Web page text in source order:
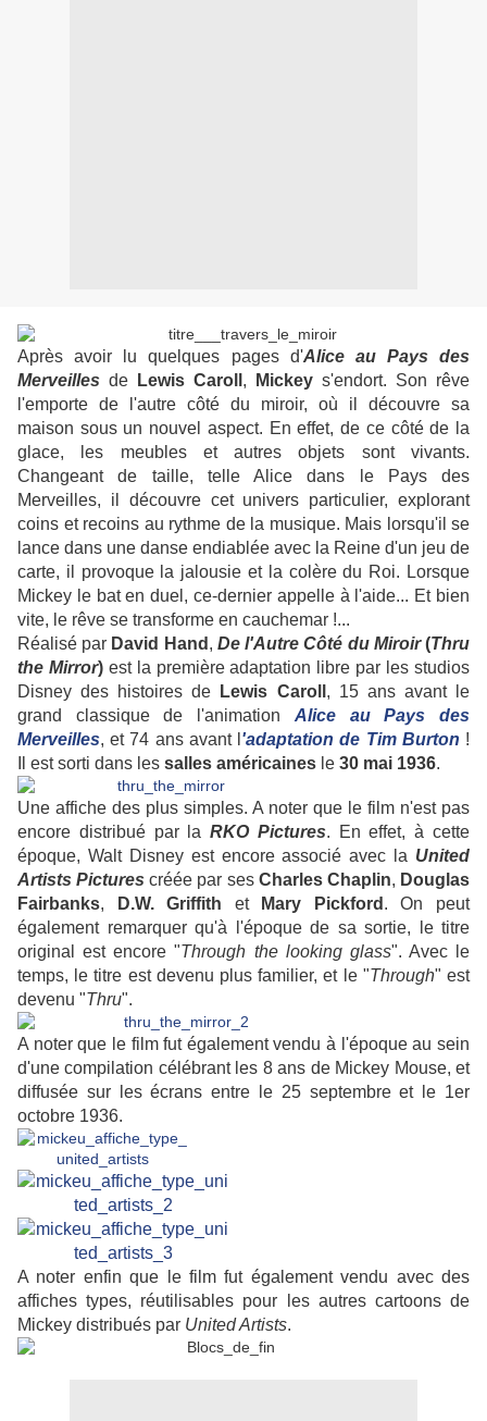
Après avoir lu quelques pages d'Alice au Pays des
Merveilles de Lewis Caroll , Mickey s'endort. Son rêve
l'emporte de l'autre côté du miroir, où il découvre sa
maison sous un nouvel aspect. En effet, de ce côté de la
glace, les meubles et autres objets sont vivants.
Changeant de taille, telle Alice dans le Pays des
Merveilles, il découvre cet univers particulier, explorant
coins et recoins au rythme de la musique. Mais lorsqu'il se
lance dans une danse endiablée avec la Reine d'un jeu de
carte, il provoque la jalousie et la colère du Roi. Lorsque
Mickey le bat en duel, ce-dernier appelle à l'aide... Et bien
vite, le rêve se transforme en cauchemar !...
Réalisé par David Hand , De l'Autre Côté du Miroir(Thru
the Mirror)est la première adaptation libre par les studios
Disney des histoires de
Lewis Caroll , 15 ans avant le
grand classique de l'animation Alice au Pays des
Merveilles, et 74 ans avant l 'adaptation de Tim Burton !
Il est sorti dans les salles américaines le 30 mai 1936.
Une affiche des plus simples. A noter que le film n'est pas
encore distribué par laRKO Pictures. En effet, à cette
époque, Walt Disney est encore associé avec la United
Artists Pictures créée par ses Charles Chaplin, Douglas
Fairbanks, D.W. Griffith et Mary Pickford . On peut
également remarquer qu'à l'époque de sa sortie, le titre
original est encore "Through the looking glass". Avec le
temps, le titre est devenu plus familier, et le "Through" est
devenu "Thru".
A noter que le film fut également vendu à l'époque au sein
d'une compilation célébrant les 8 ans de Mickey Mouse, et
diffusée sur les écrans entre le 25 septembre et le 1er
octobre 1936.
A noter enfin que le film fut également vendu avec des
affiches types, réutilisables pour les autres cartoons de
Mickey distribués par United Artists.